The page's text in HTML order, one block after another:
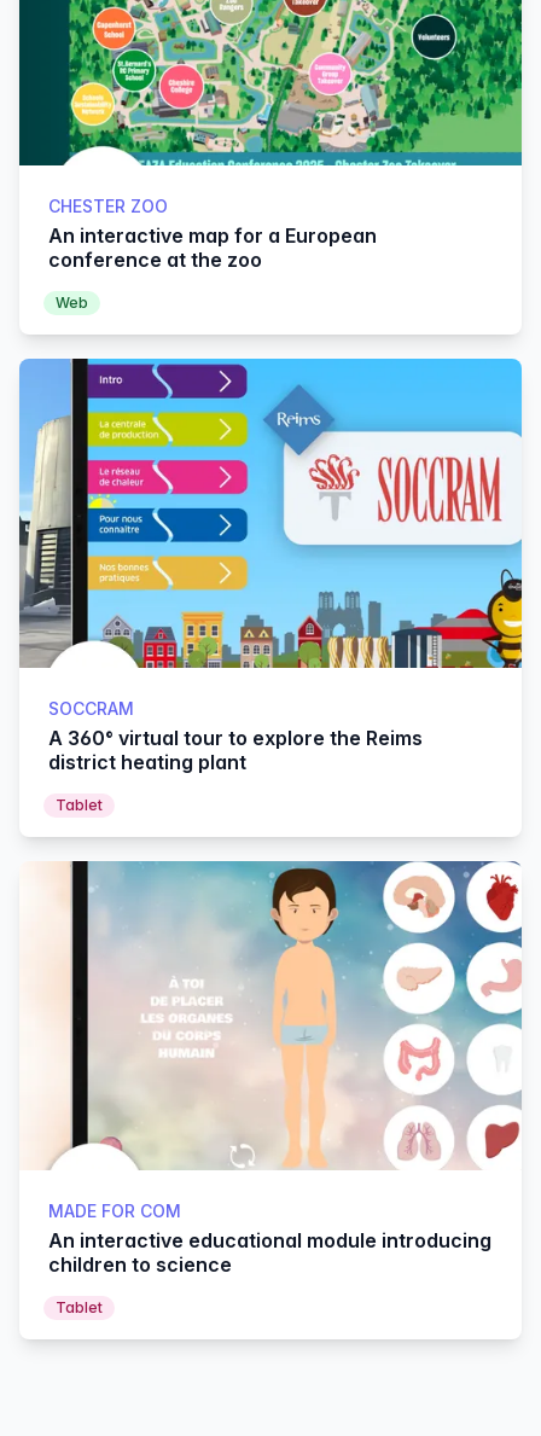
CHESTER ZOO
An interactive map for a European
conference at the zoo
Web
SOCCRAM
A 360° virtual tour to explore the Reims
district heating plant
Tablet
MADE FOR COM
An interactive educational module introducing
children to science
Tablet